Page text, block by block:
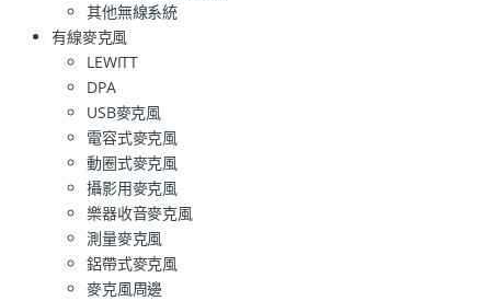
其他無線系統
有線麥克風
LEWITT
DPA
USB麥克風
電容式麥克風
動圈式麥克風
攝影用麥克風
樂器收音麥克風
測量麥克風
鋁帶式麥克風
麥克風周邊